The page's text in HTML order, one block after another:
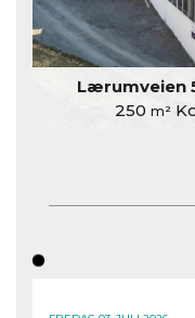
Lærumveien
250 m²